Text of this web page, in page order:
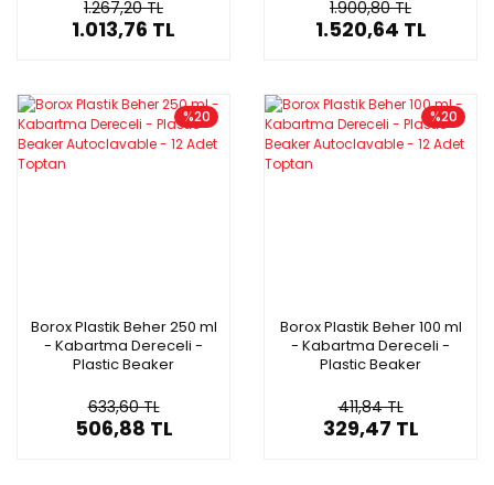
1.267,20 TL
1.013,76 TL
1.900,80 TL
1.520,64 TL
%20
Borox Plastik Beher 250 ml
- Kabartma Dereceli -
Plastic Beaker
Toptan
633,60 TL
506,88 TL
%20
Borox Plastik Beher 100 ml
- Kabartma Dereceli -
Plastic Beaker
Toptan
411,84 TL
329,47 TL